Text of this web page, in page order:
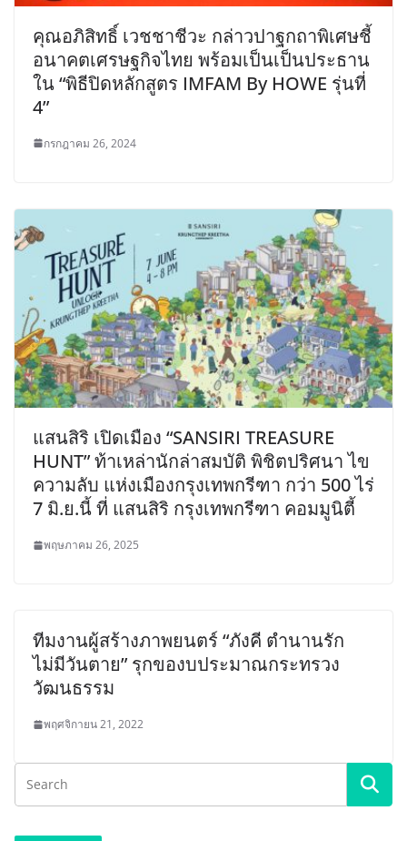
คุณอภิสิทธิ์ เวชชาชีวะ กล่าวปาฐกถาพิเศษชี้
อนาคตเศรษฐกิจไทย พร้อมเป็นเป็นประธาน
ใน “พิธีปิดหลักสูตร IMFAM By HOWE รุ่นที่
4”
กรกฎาคม 26, 2024
แสนสิริ เปิดเมือง “SANSIRI TREASURE
HUNT” ท้าเหล่านักล่าสมบัติ พิชิตปริศนา ไข
ความลับ แห่งเมืองกรุงเทพกรีฑา กว่า 500 ไร่
7 มิ.ย.นี้ ที่ แสนสิริ กรุงเทพกรีฑา คอมมูนิตี้
พฤษภาคม 26, 2025
ทีมงานผู้สร้างภาพยนตร์ “ภังคี ตำนานรัก
ไม่มีวันตาย” รุกของบประมาณกระทรวง
วัฒนธรรม
พฤศจิกายน 21, 2022